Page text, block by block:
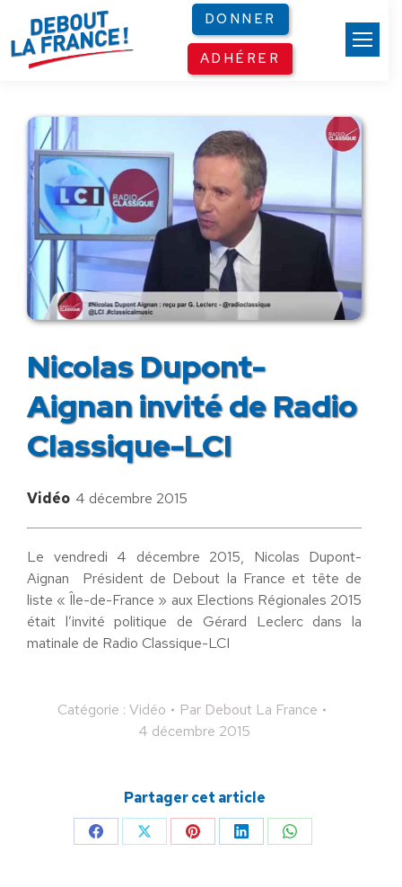
DONNER
ADHÉRER
Nicolas Dupont-
Aignan invité de Radio
Classique-LCI
Vidéo 4 décembre 2015
Le vendredi 4 décembre 2015, Nicolas Dupont-
Aignan Président de Debout la France et tête de
liste « Île-de-France » aux Elections Régionales 2015
était l’invité politique de Gérard Leclerc dans la
matinale de Radio Classique-LCI
Catégorie : Vidéo Par Debout La France
4 décembre 2015
Partager cet article
PartagerPartagerPartagerPartagerPartager
Panneau de gestion des cookies